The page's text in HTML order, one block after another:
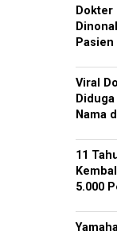
Dokter
Pasien
Viral
Nama
11
5.000